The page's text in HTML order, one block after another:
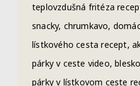
teplovzdušná fritéza
snacky, chrumkavo,
lístkového cesta recept,
párky v ceste video,
párky v lístkovom ceste